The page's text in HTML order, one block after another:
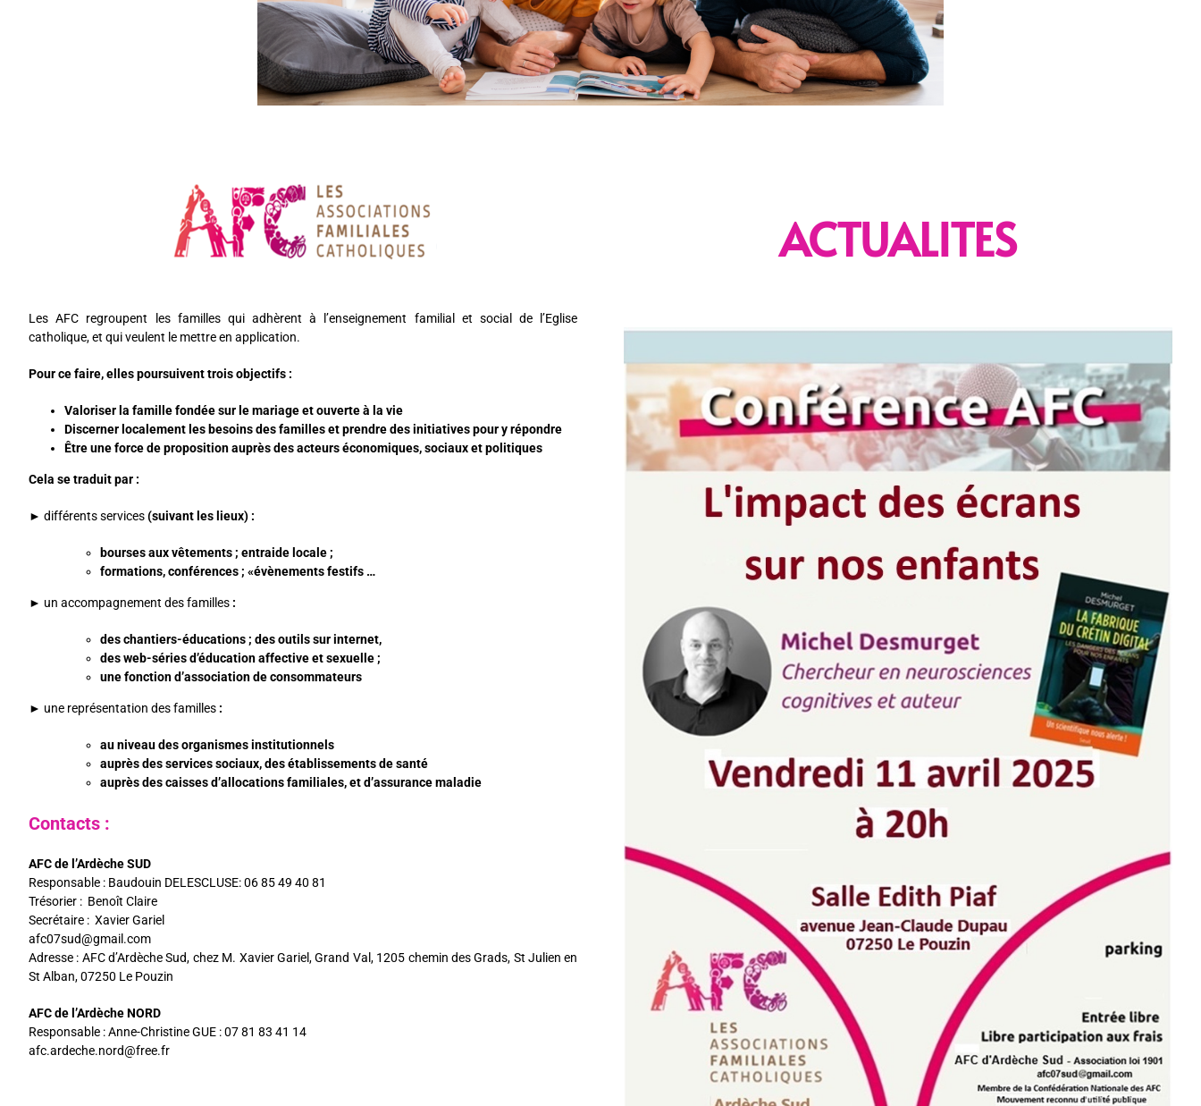
Les AFC regroupent les familles qui adhèrent à l’enseignement familial et social de l’Eglise
catholique, et qui veulent le mettre en application.
Pour ce faire, elles poursuivent trois objectifs :
Valoriser la famille fondée sur le mariage et ouverte à la vie
Discerner localement les besoins des familles et prendre des initiatives pour y répondre
Être une force de proposition auprès des acteurs économiques, sociaux et politiques
Cela se traduit par :
► différents services(suivant les lieux) :
bourses aux vêtements ; entraide locale ;
formations, conférences ; «évènements festifs …
► un accompagnement des familles:
des chantiers-éducations ; des outils sur internet,
des web-séries d’éducation affective et sexuelle ;
une fonction d’association de consommateurs
► une représentation des familles:
au niveau des organismes institutionnels
auprès des services sociaux, des établissements de santé
auprès des caisses d’allocations familiales, et d’assurance maladie
Contacts :
AFC de l’Ardèche SUD
Responsable : Baudouin DELESCLUSE: 06 85 49 40 81
Trésorier : Benoît Claire
Secrétaire : Xavier Gariel
afc07sud@gmail.com
Adresse : AFC d’Ardèche Sud, chez M. Xavier Gariel, Grand Val, 1205 chemin des Grads, St Julien en
St Alban, 07250 Le Pouzin
AFC de l’Ardèche NORD
Responsable : Anne-Christine GUE : 07 81 83 41 14
afc.ardeche.nord@free.fr
ACTUALITES